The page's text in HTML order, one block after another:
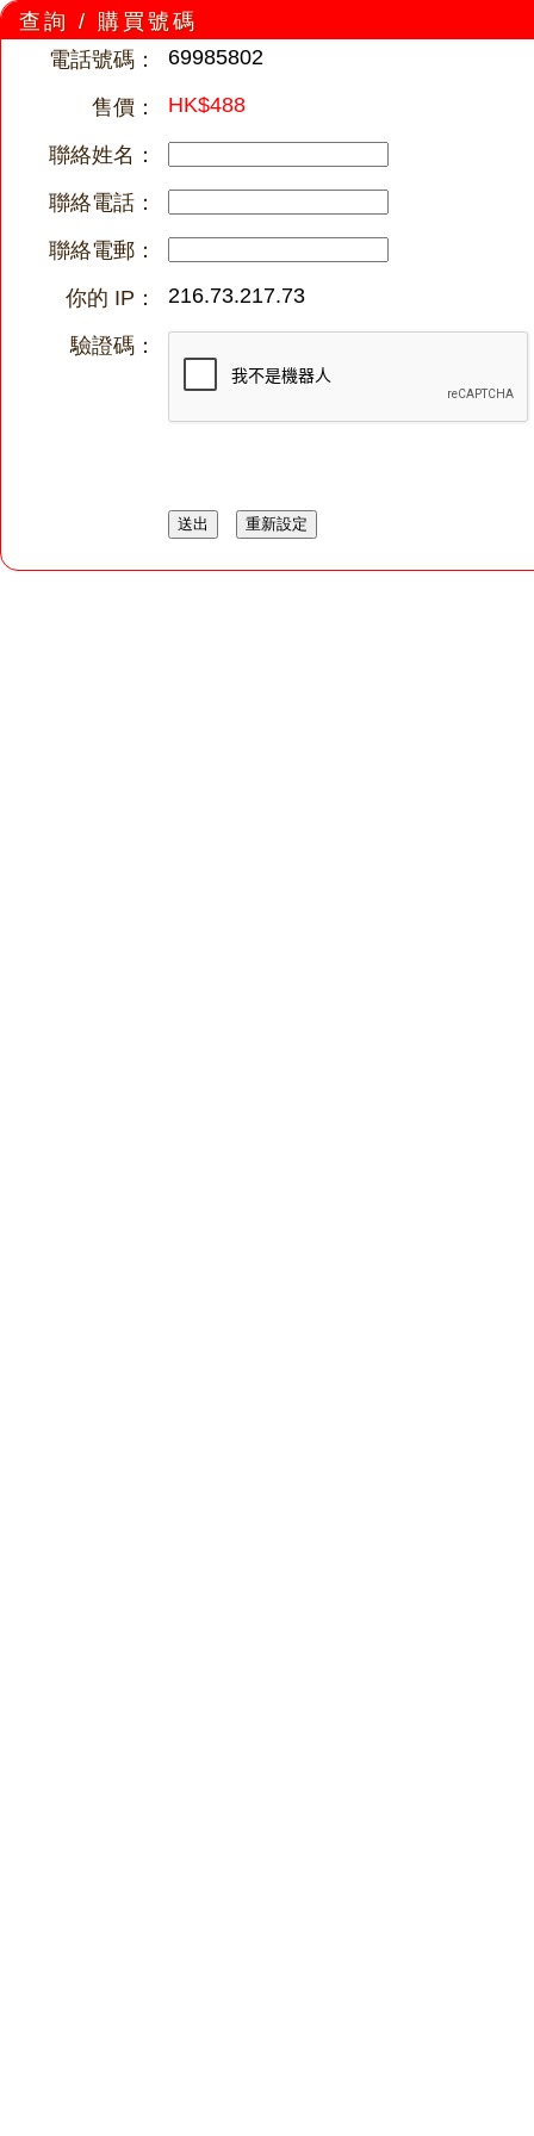
查詢 / 購買號碼
電話號碼：
69985802
售價： HK$488
聯絡姓名：
聯絡電話：
聯絡電郵：
你的 IP：
216.73.217.73
驗證碼：